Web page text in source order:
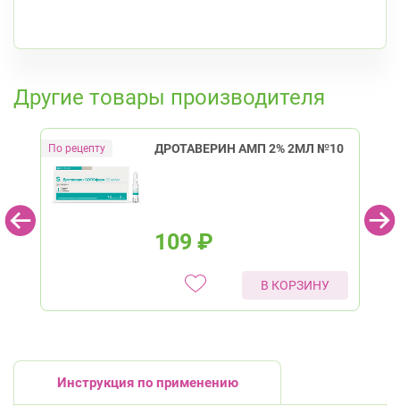
Другие товары производителя
ДРОТАВЕРИН АМП 2% 2МЛ №10
109 ₽
В КОРЗИНУ
Инструкция по применению